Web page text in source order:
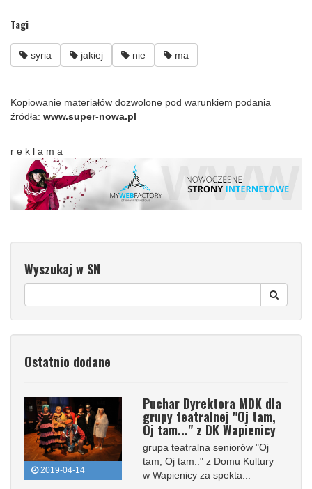
Tagi
syria jakiej nie ma
Kopiowanie materiałów dozwolone pod warunkiem podania
źródła: www.super-nowa.pl
r e k l a m a
Wyszukaj w SN
Ostatnio dodane
2019-04-14
Puchar Dyrektora MDK dla
grupy teatralnej "Oj tam,
Oj tam..." z DK Wapienicy
grupa teatralna seniorów "Oj
tam, Oj tam.." z Domu Kultury
w Wapienicy za spekta...